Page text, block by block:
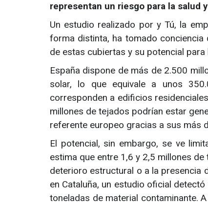
representan un riesgo para la salud
Un estudio realizado por y Tú, la
forma distinta, ha tomado conciencia
de estas cubiertas y su potencial
España dispone de más de 2.500
solar, lo que equivale a unos
corresponden a edificios
millones de tejados podrían estar
referente europeo gracias a sus más
El potencial, sin embargo, se ve
estima que entre 1,6 y 2,5 millones
deterioro estructural o a la presencia
en Cataluña, un estudio oficial
toneladas de material contaminante.